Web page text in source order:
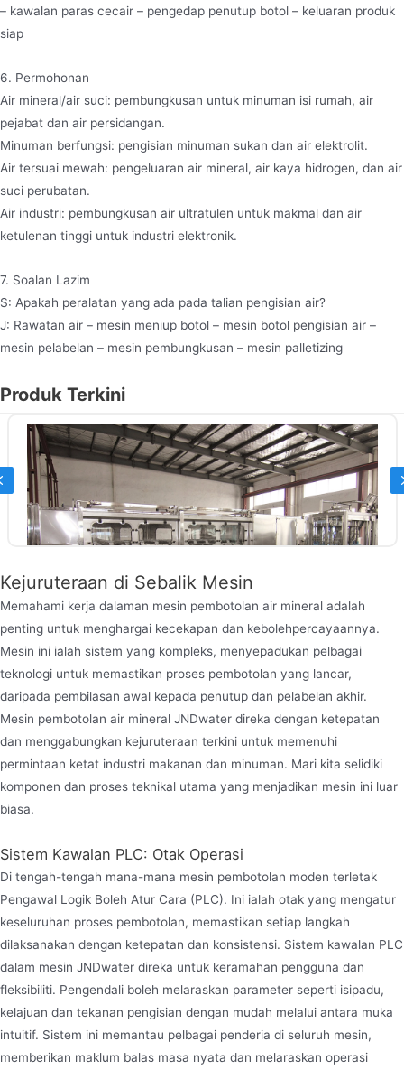
– kawalan paras cecair – pengedap penutup botol – keluaran produk
siap
6. Permohonan
Air mineral/air suci: pembungkusan untuk minuman isi rumah, air
pejabat dan air persidangan.
Minuman berfungsi: pengisian minuman sukan dan air elektrolit.
Air tersuai mewah: pengeluaran air mineral, air kaya hidrogen, dan air
suci perubatan.
Air industri: pembungkusan air ultratulen untuk makmal dan air
ketulenan tinggi untuk industri elektronik.
7. Soalan Lazim
S: Apakah peralatan yang ada pada talian pengisian air?
J: Rawatan air – mesin meniup botol – mesin botol pengisian air –
mesin pelabelan – mesin pembungkusan – mesin palletizing
Produk Terkini
Mesin Pengisian Balang 20 Liter
Mesin pengisian balang Jndwater 20 liter ialah
peralatan automatik yang cekap yang direka untuk
air botol berkapasiti besar, mesin pembotolan 5
gelen yang sesuai untuk pengeluaran bersepadu
liter dan tong PET
Previous
Kejuruteraan di Sebalik Mesin
Memahami kerja dalaman mesin pembotolan air mineral adalah
penting untuk menghargai kecekapan dan kebolehpercayaannya.
Mesin ini ialah sistem yang kompleks, menyepadukan pelbagai
teknologi untuk memastikan proses pembotolan yang lancar,
daripada pembilasan awal kepada penutup dan pelabelan akhir.
Mesin pembotolan air mineral JNDwater direka dengan ketepatan
dan menggabungkan kejuruteraan terkini untuk memenuhi
permintaan ketat industri makanan dan minuman. Mari kita selidiki
komponen dan proses teknikal utama yang menjadikan mesin ini luar
biasa.
Sistem Kawalan PLC: Otak Operasi
Di tengah-tengah mana-mana mesin pembotolan moden terletak
Pengawal Logik Boleh Atur Cara (PLC). Ini ialah otak yang mengatur
keseluruhan proses pembotolan, memastikan setiap langkah
dilaksanakan dengan ketepatan dan konsistensi. Sistem kawalan PLC
dalam mesin JNDwater direka untuk keramahan pengguna dan
fleksibiliti. Pengendali boleh melaraskan parameter seperti isipadu,
kelajuan dan tekanan pengisian dengan mudah melalui antara muka
intuitif. Sistem ini memantau pelbagai penderia di seluruh mesin,
memberikan maklum balas masa nyata dan melaraskan operasi